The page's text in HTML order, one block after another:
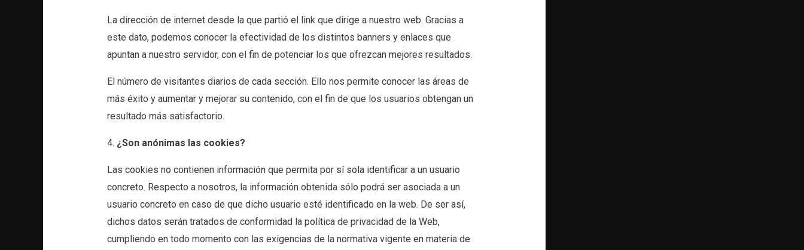
La dirección de internet desde la que partió el link que dirige a nuestro web. Gracias a
este dato, podemos conocer la efectividad de los distintos banners y enlaces que
apuntan a nuestro servidor, con el fin de potenciar los que ofrezcan mejores resultados.
El número de visitantes diarios de cada sección. Ello nos permite conocer las áreas de
más éxito y aumentar y mejorar su contenido, con el fin de que los usuarios obtengan un
resultado más satisfactorio.
4. ¿Son anónimas las cookies?
Las cookies no contienen información que permita por sí sola identificar a un usuario
concreto. Respecto a nosotros, la información obtenida sólo podrá ser asociada a un
usuario concreto en caso de que dicho usuario esté identificado en la web. De ser así,
dichos datos serán tratados de conformidad la política de privacidad de la Web,
cumpliendo en todo momento con las exigencias de la normativa vigente en materia de